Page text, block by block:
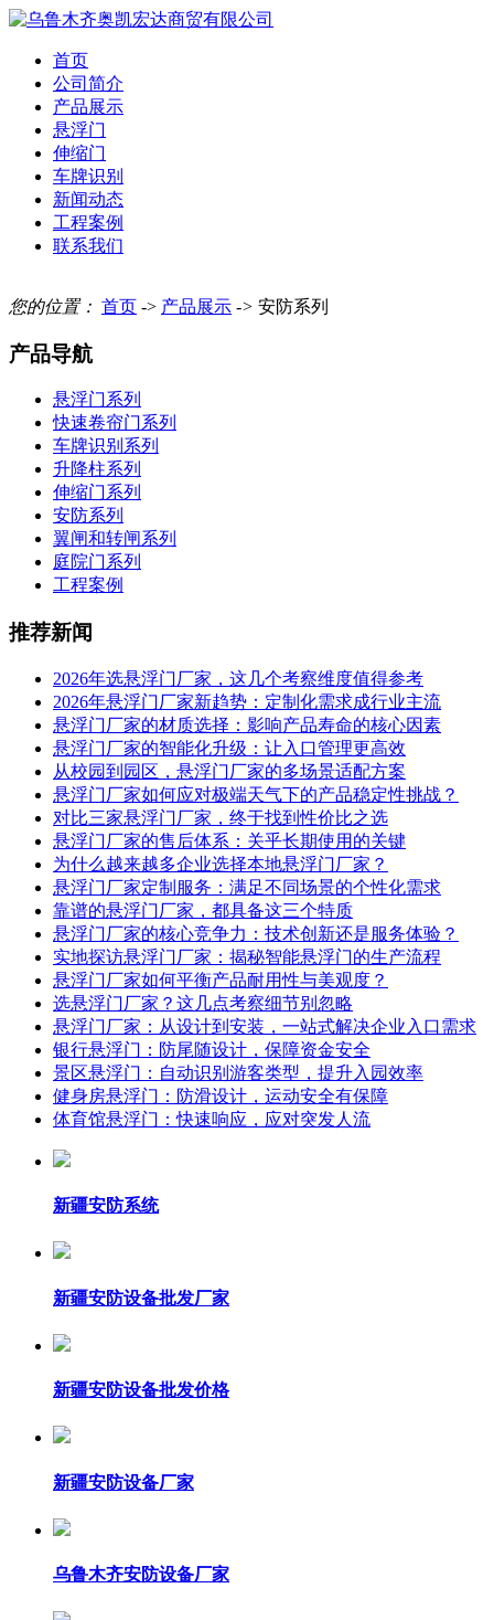
首页
公司简介
产品展示
悬浮门
伸缩门
车牌识别
新闻动态
工程案例
联系我们
您的位置： 首页 -> 产品展示 -> 安防系列
产品导航
悬浮门系列
快速卷帘门系列
车牌识别系列
升降柱系列
伸缩门系列
安防系列
翼闸和转闸系列
庭院门系列
工程案例
推荐新闻
2026年选悬浮门厂家，这几个考察维度值得参考
2026年悬浮门厂家新趋势：定制化需求成行业主流
悬浮门厂家的材质选择：影响产品寿命的核心因素
悬浮门厂家的智能化升级：让入口管理更高效
从校园到园区，悬浮门厂家的多场景适配方案
悬浮门厂家如何应对极端天气下的产品稳定性挑战？
对比三家悬浮门厂家，终于找到性价比之选
悬浮门厂家的售后体系：关乎长期使用的关键
为什么越来越多企业选择本地悬浮门厂家？
悬浮门厂家定制服务：满足不同场景的个性化需求
靠谱的悬浮门厂家，都具备这三个特质
悬浮门厂家的核心竞争力：技术创新还是服务体验？
实地探访悬浮门厂家：揭秘智能悬浮门的生产流程
悬浮门厂家如何平衡产品耐用性与美观度？
选悬浮门厂家？这几点考察细节别忽略
悬浮门厂家：从设计到安装，一站式解决企业入口需求
银行悬浮门：防尾随设计，保障资金安全
景区悬浮门：自动识别游客类型，提升入园效率
健身房悬浮门：防滑设计，运动安全有保障
体育馆悬浮门：快速响应，应对突发人流
新疆安防系统
新疆安防设备批发厂家
新疆安防设备批发价格
新疆安防设备厂家
乌鲁木齐安防设备厂家